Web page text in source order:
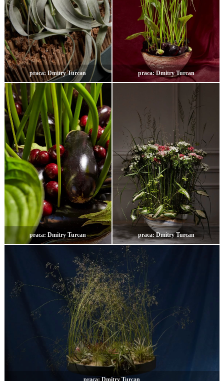
praca: Dmitry Turcan praca: Dmitry Turcan
praca: Dmitry Turcan praca: Dmitry Turcan
praca: Dmitry Turcan